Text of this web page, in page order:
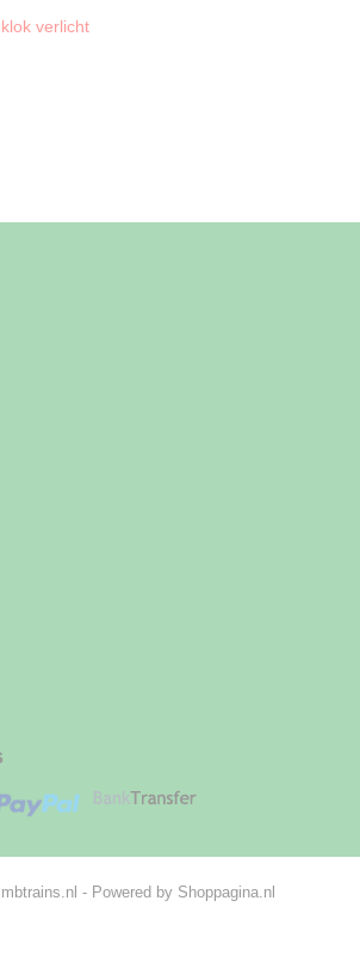
verlicht
- Powered by Shoppagina.nl